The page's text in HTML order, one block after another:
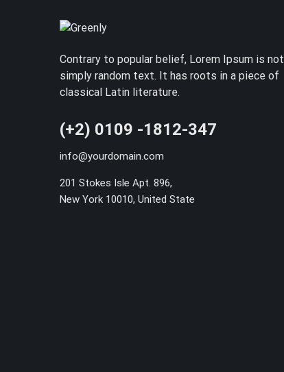
Contrary to popular belief, Lorem Ipsum is not
simply random text. It has roots in a piece of
classical Latin literature.
(+2) 0109 -1812-347
info@yourdomain.com
201 Stokes Isle Apt. 896,
New York 10010, United State